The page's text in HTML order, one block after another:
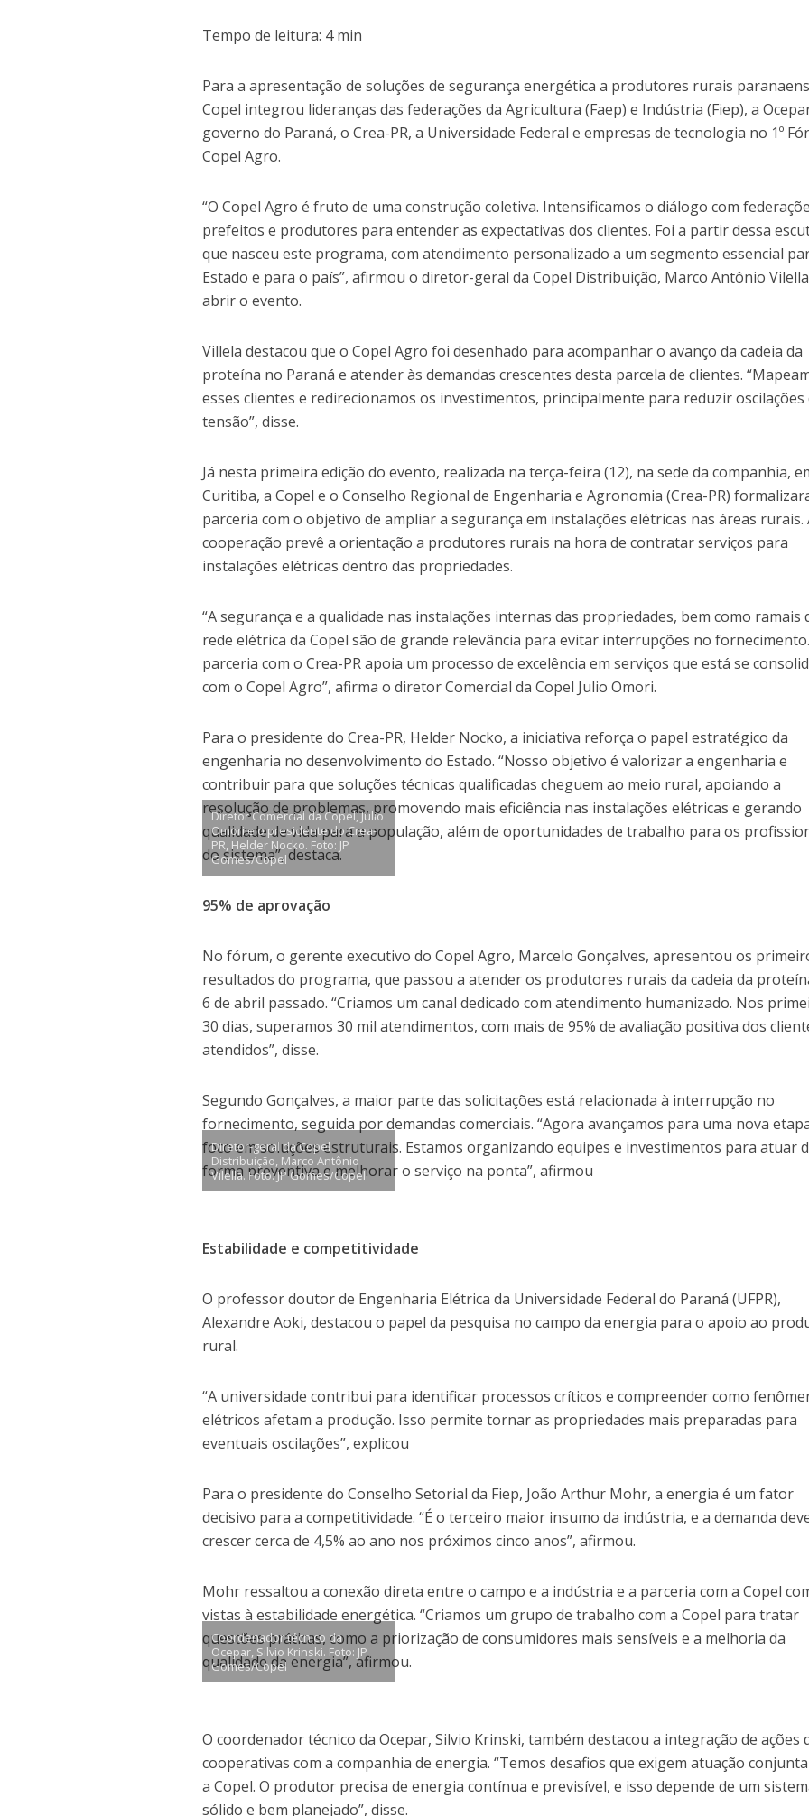
Tempo de leitura: 4 min
Para a apresentação de soluções de segurança energética a produtores rurais
Copel integrou lideranças das federações da Agricultura (Faep) e Indústria (Fiep), a
governo do Paraná, o Crea-PR, a Universidade Federal e empresas de tecnologia no 1º
Copel Agro.
“O Copel Agro é fruto de uma construção coletiva. Intensificamos o diálogo com
prefeitos e produtores para entender as expectativas dos clientes. Foi a partir dessa
que nasceu este programa, com atendimento personalizado a um segmento essencial
Estado e para o país”, afirmou o diretor-geral da Copel Distribuição, Marco Antônio
abrir o evento.
Villela destacou que o Copel Agro foi desenhado para acompanhar o avanço da cadeia da
proteína no Paraná e atender às demandas crescentes desta parcela de clientes.
esses clientes e redirecionamos os investimentos, principalmente para reduzir oscilações
tensão”, disse.
Já nesta primeira edição do evento, realizada na terça-feira (12), na sede da companhia,
Curitiba, a Copel e o Conselho Regional de Engenharia e Agronomia (Crea-PR)
parceria com o objetivo de ampliar a segurança em instalações elétricas nas áreas rurais.
cooperação prevê a orientação a produtores rurais na hora de contratar serviços para
instalações elétricas dentro das propriedades.
“A segurança e a qualidade nas instalações internas das propriedades, bem como ramais
rede elétrica da Copel são de grande relevância para evitar interrupções no
parceria com o Crea-PR apoia um processo de excelência em serviços que está se
com o Copel Agro”, afirma o diretor Comercial da Copel Julio Omori.
Para o presidente do Crea-PR, Helder Nocko, a iniciativa reforça o papel estratégico da
engenharia no desenvolvimento do Estado. “Nosso objetivo é valorizar a engenharia e
contribuir para que soluções técnicas qualificadas cheguem ao meio rural, apoiando a
resolução de problemas, promovendo mais eficiência nas instalações elétricas e gerando
qualidade de vida para a população, além de oportunidades de trabalho para os
do sistema”, destaca.
Diretor Comercial da Copel, Julio
Omori e o presidente do Crea-
PR, Helder Nocko. Foto: JP
Gomes/Copel
95% de aprovação
No fórum, o gerente executivo do Copel Agro, Marcelo Gonçalves, apresentou os
resultados do programa, que passou a atender os produtores rurais da cadeia da
6 de abril passado. “Criamos um canal dedicado com atendimento humanizado. Nos
30 dias, superamos 30 mil atendimentos, com mais de 95% de avaliação positiva dos
atendidos”, disse.
Segundo Gonçalves, a maior parte das solicitações está relacionada à interrupção no
fornecimento, seguida por demandas comerciais. “Agora avançamos para uma nova
foco em soluções estruturais. Estamos organizando equipes e investimentos para atuar
forma preventiva e melhorar o serviço na ponta”, afirmou
Diretor-geral da Copel
Distribuição, Marco Antônio
Vilella. Foto: JP Gomes/Copel
Estabilidade e competitividade
O professor doutor de Engenharia Elétrica da Universidade Federal do Paraná (UFPR),
Alexandre Aoki, destacou o papel da pesquisa no campo da energia para o apoio ao
rural.
“A universidade contribui para identificar processos críticos e compreender como
elétricos afetam a produção. Isso permite tornar as propriedades mais preparadas para
eventuais oscilações”, explicou
Para o presidente do Conselho Setorial da Fiep, João Arthur Mohr, a energia é um fator
decisivo para a competitividade. “É o terceiro maior insumo da indústria, e a demanda
crescer cerca de 4,5% ao ano nos próximos cinco anos”, afirmou.
Mohr ressaltou a conexão direta entre o campo e a indústria e a parceria com a Copel
vistas à estabilidade energética. “Criamos um grupo de trabalho com a Copel para tratar
questões práticas, como a priorização de consumidores mais sensíveis e a melhoria da
qualidade da energia”, afirmou.
Coordenador técnico da
Ocepar, Silvio Krinski. Foto: JP
Gomes/Copel
O coordenador técnico da Ocepar, Silvio Krinski, também destacou a integração de ações
cooperativas com a companhia de energia. “Temos desafios que exigem atuação
a Copel. O produtor precisa de energia contínua e previsível, e isso depende de um
sólido e bem planejado”, disse.